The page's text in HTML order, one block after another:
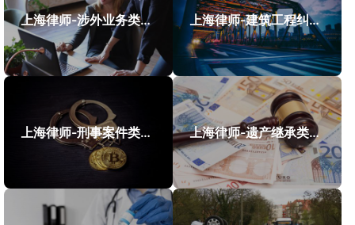
上海律师-涉外业务类案件案例 上海律师-建筑工程纠纷类案件案例
上海律师-刑事案件类案例 上海律师-遗产继承类案件案例